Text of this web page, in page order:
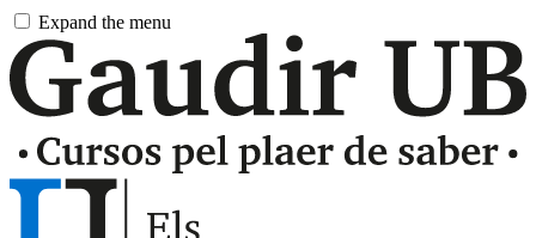
Pasar
contingut
principal
Expand the menu